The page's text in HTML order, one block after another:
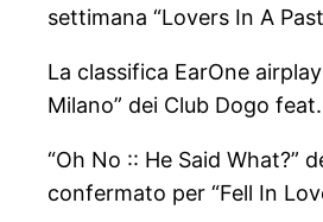
settimana “Lovers In A
La classifica EarOne
Milano” dei Club Dogo
“Oh No :: He Said What?”
confermato per “Fell In